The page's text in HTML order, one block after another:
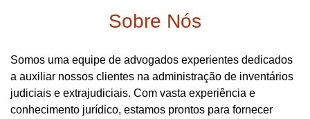
Sobre Nós
Somos uma equipe de advogados experientes dedicados
a auxiliar nossos clientes na administração de inventários
judiciais e extrajudiciais. Com vasta experiência e
conhecimento jurídico, estamos prontos para fornecer